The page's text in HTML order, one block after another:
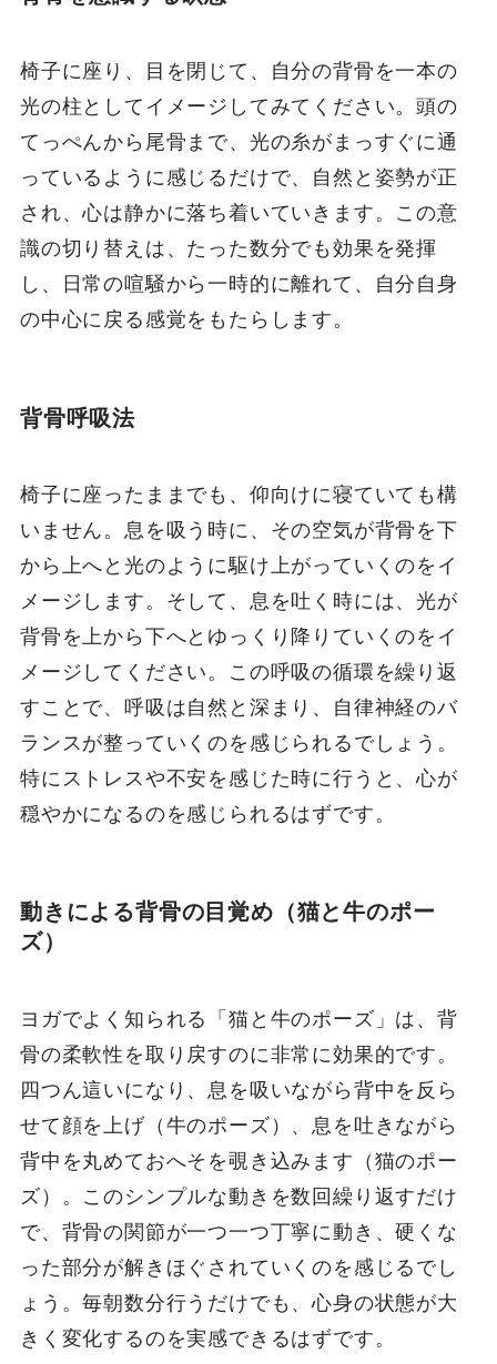
椅子に座り、目を閉じて、自分の背骨を一本の
光の柱としてイメージしてみてください。頭の
てっぺんから尾骨まで、光の糸がまっすぐに通
っているように感じるだけで、自然と姿勢が正
され、心は静かに落ち着いていきます。この意
識の切り替えは、たった数分でも効果を発揮
し、日常の喧騒から一時的に離れて、自分自身
の中心に戻る感覚をもたらします。
背骨呼吸法
椅子に座ったままでも、仰向けに寝ていても構
いません。息を吸う時に、その空気が背骨を下
から上へと光のように駆け上がっていくのをイ
メージします。そして、息を吐く時には、光が
背骨を上から下へとゆっくり降りていくのをイ
メージしてください。この呼吸の循環を繰り返
すことで、呼吸は自然と深まり、自律神経のバ
ランスが整っていくのを感じられるでしょう。
特にストレスや不安を感じた時に行うと、心が
穏やかになるのを感じられるはずです。
動きによる背骨の目覚め（猫と牛のポー
ズ）
ヨガでよく知られる「猫と牛のポーズ」は、背
骨の柔軟性を取り戻すのに非常に効果的です。
四つん這いになり、息を吸いながら背中を反ら
せて顔を上げ（牛のポーズ）、息を吐きながら
背中を丸めておへそを覗き込みます（猫のポー
ズ）。このシンプルな動きを数回繰り返すだけ
で、背骨の関節が一つ一つ丁寧に動き、硬くな
った部分が解きほぐされていくのを感じるでし
ょう。毎朝数分行うだけでも、心身の状態が大
きく変化するのを実感できるはずです。